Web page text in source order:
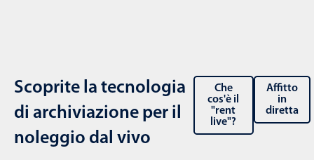
Scoprite la tecnologia
di archiviazione per il
noleggio dal vivo
Che
cos'è il
"rent
live"?
Affitto
in
diretta